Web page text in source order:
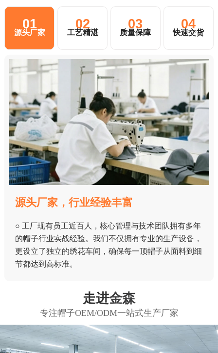
01
源头厂家
02
工艺精湛
03
质量保障
04
快速交货
源头厂家，行业经验丰富
○ 工厂现有员工近百人，核心管理与技术团队拥有多年
的帽子行业实战经验。我们不仅拥有专业的生产设备，
更设立了独立的绣花车间，确保每一顶帽子从面料到细
节都达到高标准。
走进金森
专注帽子OEM/ODM一站式生产厂家